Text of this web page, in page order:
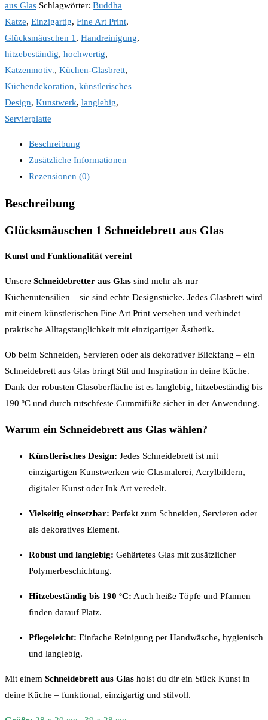
aus Glas Schlagwörter: Buddha
Katze, Einzigartig, Fine Art Print,
Glücksmäuschen 1, Handreinigung,
hitzebeständig, hochwertig,
Katzenmotiv., Küchen-Glasbrett,
Küchendekoration, künstlerisches
Design, Kunstwerk, langlebig,
Servierplatte
Beschreibung
Zusätzliche Informationen
Rezensionen (0)
Beschreibung
Glücksmäuschen 1 Schneidebrett aus Glas
Kunst und Funktionalität vereint
Unsere Schneidebretter aus Glas sind mehr als nur
Küchenutensilien – sie sind echte Designstücke. Jedes Glasbrett wird
mit einem künstlerischen Fine Art Print versehen und verbindet
praktische Alltagstauglichkeit mit einzigartiger Ästhetik.
Ob beim Schneiden, Servieren oder als dekorativer Blickfang – ein
Schneidebrett aus Glas bringt Stil und Inspiration in deine Küche.
Dank der robusten Glasoberfläche ist es langlebig, hitzebeständig bis
190 ºC und durch rutschfeste Gummifüße sicher in der Anwendung.
Warum ein Schneidebrett aus Glas wählen?
Künstlerisches Design: Jedes Schneidebrett ist mit
einzigartigen Kunstwerken wie Glasmalerei, Acrylbildern,
digitaler Kunst oder Ink Art veredelt.
Vielseitig einsetzbar: Perfekt zum Schneiden, Servieren oder
als dekoratives Element.
Robust und langlebig: Gehärtetes Glas mit zusätzlicher
Polymerbeschichtung.
Hitzebeständig bis 190 ºC: Auch heiße Töpfe und Pfannen
finden darauf Platz.
Pflegeleicht: Einfache Reinigung per Handwäsche, hygienisch
und langlebig.
Mit einem Schneidebrett aus Glas holst du dir ein Stück Kunst in
deine Küche – funktional, einzigartig und stilvoll.